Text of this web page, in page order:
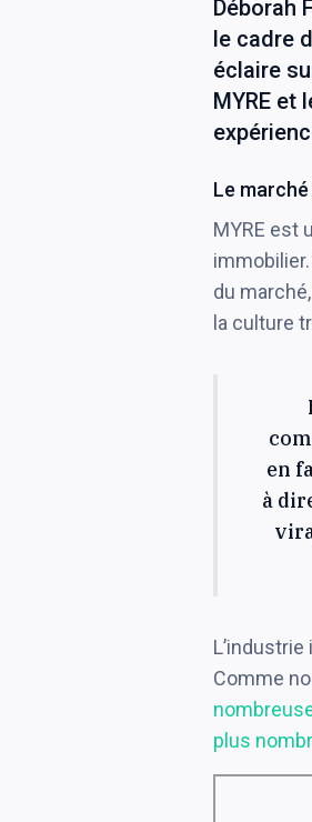
Déborah
le cadre
éclaire
MYRE et
Le
MYRE est
du
la culture
en
à
Comme
plus